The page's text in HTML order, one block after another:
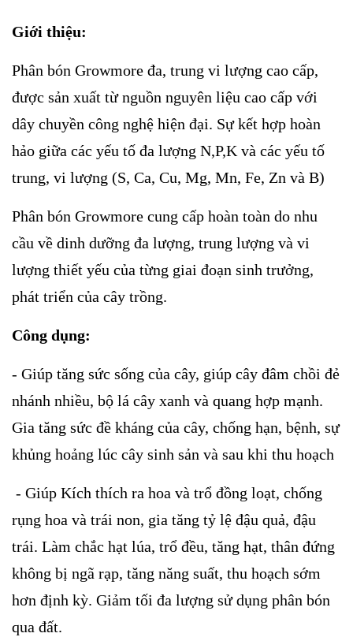
Giới thiệu:
Phân bón Growmore đa, trung vi lượng cao cấp,
được sản xuất từ nguồn nguyên liệu cao cấp với
dây chuyền công nghệ hiện đại. Sự kết hợp hoàn
hảo giữa các yếu tố đa lượng N,P,K và các yếu tố
trung, vi lượng (S, Ca, Cu, Mg, Mn, Fe, Zn và B)
Phân bón Growmore cung cấp hoàn toàn do nhu
cầu về dinh dưỡng đa lượng, trung lượng và vi
lượng thiết yếu của từng giai đoạn sinh trưởng,
phát triển của cây trồng.
Công dụng:
- Giúp tăng sức sống của cây, giúp cây đâm chồi đẻ
nhánh nhiều, bộ lá cây xanh và quang hợp mạnh.
Gia tăng sức đề kháng của cây, chống hạn, bệnh, sự
khủng hoảng lúc cây sinh sản và sau khi thu hoạch
- Giúp Kích thích ra hoa và trổ đồng loạt, chống
rụng hoa và trái non, gia tăng tỷ lệ đậu quả, đậu
trái. Làm chắc hạt lúa, trổ đều, tăng hạt, thân đứng
không bị ngã rạp, tăng năng suất, thu hoạch sớm
hơn định kỳ. Giảm tối đa lượng sử dụng phân bón
qua đất.